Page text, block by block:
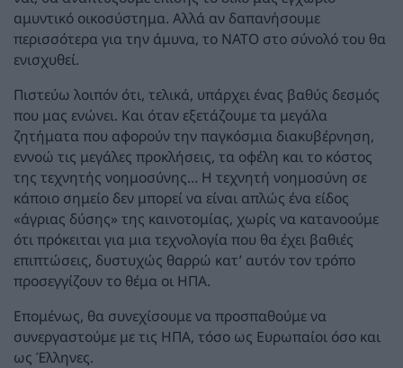
αμυντικό οικοσύστημα. Αλλά αν δαπανήσουμε
περισσότερα για την άμυνα, το ΝΑΤΟ στο σύνολό του θα
ενισχυθεί.
Πιστεύω λοιπόν ότι, τελικά, υπάρχει ένας βαθύς δεσμός
που μας ενώνει. Και όταν εξετάζουμε τα μεγάλα
ζητήματα που αφορούν την παγκόσμια διακυβέρνηση,
εννοώ τις μεγάλες προκλήσεις, τα οφέλη και το κόστος
της τεχνητής νοημοσύνης… Η τεχνητή νοημοσύνη σε
κάποιο σημείο δεν μπορεί να είναι απλώς ένα είδος
«άγριας δύσης» της καινοτομίας, χωρίς να κατανοούμε
ότι πρόκειται για μια τεχνολογία που θα έχει βαθιές
επιπτώσεις, δυστυχώς θαρρώ κατ’ αυτόν τον τρόπο
προσεγγίζουν το θέμα οι ΗΠΑ.
Επομένως, θα συνεχίσουμε να προσπαθούμε να
συνεργαστούμε με τις ΗΠΑ, τόσο ως Ευρωπαίοι όσο και
ως Έλληνες.